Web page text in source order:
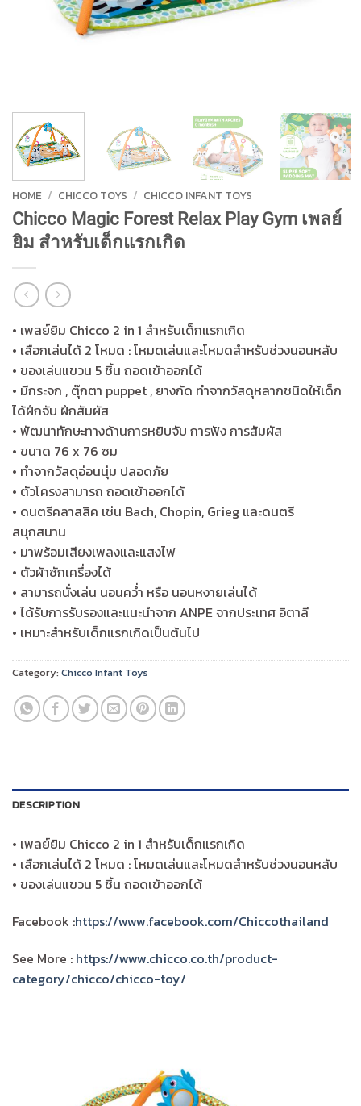
HOME / CHICCO TOYS / CHICCO INFANT TOYS
Chicco Magic Forest Relax Play Gym เพลย์
ยิม สำหรับเด็กแรกเกิด
• เพลย์ยิม Chicco 2 in 1 สำหรับเด็กแรกเกิด
• เลือกเล่นได้ 2 โหมด : โหมดเล่นและโหมดสำหรับช่วงนอนหลับ
• ของเล่นแขวน 5 ชิ้น ถอดเข้าออกได้
• มีกระจก , ตุ๊กตา puppet , ยางกัด ทำจากวัสดุหลากชนิดให้เด็ก
ได้ฝึกจับ ฝึกสัมผัส
• พัฒนาทักษะทางด้านการหยิบจับ การฟัง การสัมผัส
• ขนาด 76 x 76 ซม
• ทำจากวัสดุอ่อนนุ่ม ปลอดภัย
• ตัวโครงสามารถ ถอดเข้าออกได้
• ดนตรีคลาสสิค เช่น Bach, Chopin, Grieg และดนตรี
สนุกสนาน
• มาพร้อมเสียงเพลงและแสงไฟ
• ตัวผ้าซักเครื่องได้
• สามารถนั่งเล่น นอนคว่ำ หรือ นอนหงายเล่นได้
• ได้รับการรับรองและแนะนำจาก ANPE จากประเทศ อิตาลี
• เหมาะสำหรับเด็กแรกเกิดเป็นต้นไป
Category: Chicco Infant Toys
DESCRIPTION
• เพลย์ยิม Chicco 2 in 1 สำหรับเด็กแรกเกิด
• เลือกเล่นได้ 2 โหมด : โหมดเล่นและโหมดสำหรับช่วงนอนหลับ
• ของเล่นแขวน 5 ชิ้น ถอดเข้าออกได้
Facebook :https://www.facebook.com/Chiccothailand
See More : https://www.chicco.co.th/product-
category/chicco/chicco-toy/